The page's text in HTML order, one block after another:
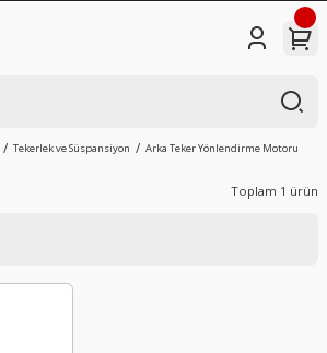
Tekerlek ve Süspansiyon Arka Teker Yönlendirme Motoru
Toplam 1 ürün